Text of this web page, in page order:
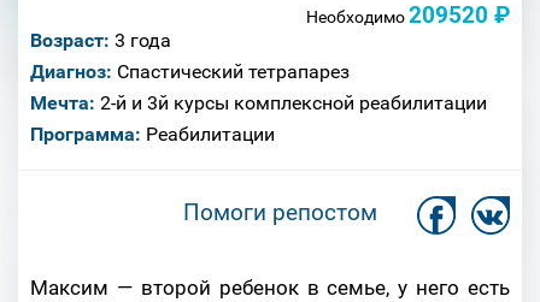
Необходимо209520 ₽
Возраст: 3 года
Диагноз: Спастический тетрапарез
Мечта: 2-й и 3й курсы комплексной реабилитации
Программа: Реабилитации
Помоги репостом
Максим — второй ребенок в семье, у него есть